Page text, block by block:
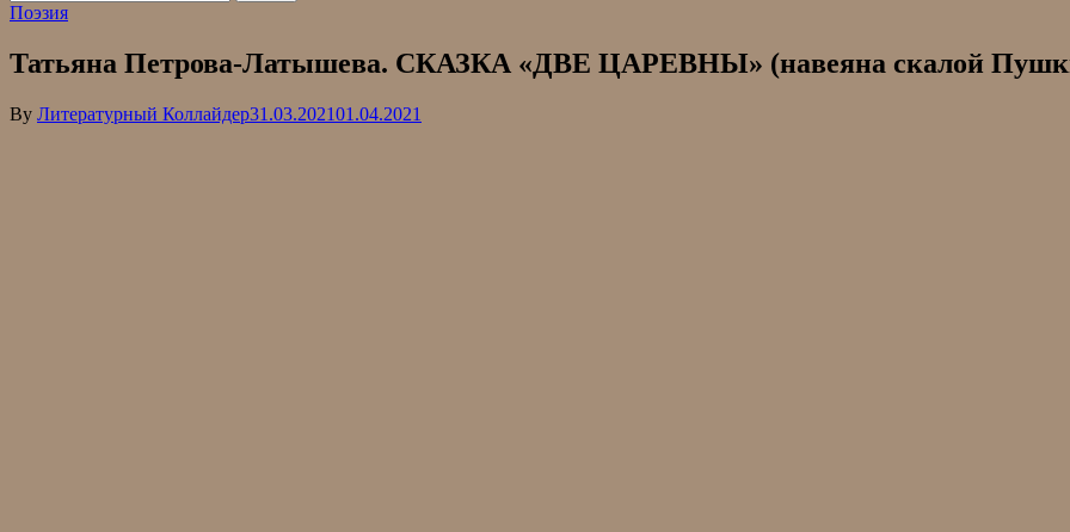
Поэзия
Татьяна Петрова-Латышева. СКАЗКА «ДВЕ ЦАРЕВНЫ» (навеяна скалой
By Литературный Коллайдер31.03.202101.04.2021